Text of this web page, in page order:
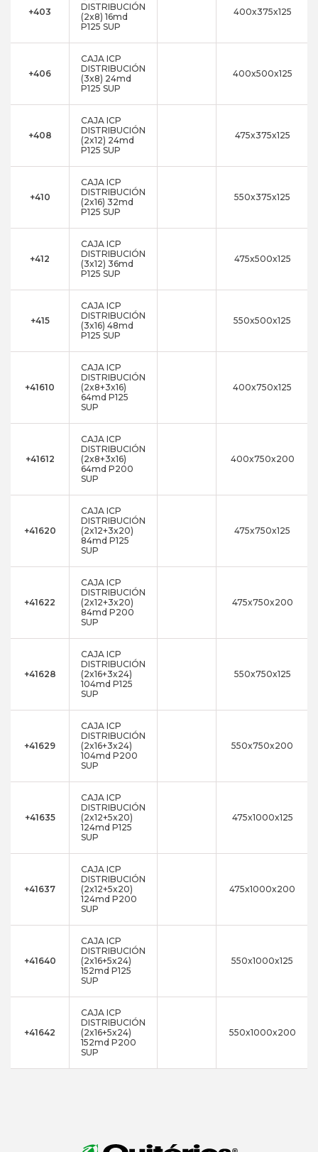
+403
DISTRIBUCIÓN
(2x8) 16md
P125 SUP
400x375x125
+406
CAJA ICP
DISTRIBUCIÓN
(3x8) 24md
P125 SUP
400x500x125
+408
CAJA ICP
DISTRIBUCIÓN
(2x12) 24md
P125 SUP
475x375x125
+410
CAJA ICP
DISTRIBUCIÓN
(2x16) 32md
P125 SUP
550x375x125
+412
CAJA ICP
DISTRIBUCIÓN
(3x12) 36md
P125 SUP
475x500x125
+415
CAJA ICP
DISTRIBUCIÓN
(3x16) 48md
P125 SUP
550x500x125
+41610
CAJA ICP
DISTRIBUCIÓN
(2x8+3x16)
64md P125
SUP
400x750x125
+41612
CAJA ICP
DISTRIBUCIÓN
(2x8+3x16)
64md P200
SUP
400x750x200
+41620
CAJA ICP
DISTRIBUCIÓN
(2x12+3x20)
84md P125
SUP
475x750x125
+41622
CAJA ICP
DISTRIBUCIÓN
(2x12+3x20)
84md P200
SUP
475x750x200
+41628
CAJA ICP
DISTRIBUCIÓN
(2x16+3x24)
104md P125
SUP
550x750x125
+41629
CAJA ICP
DISTRIBUCIÓN
(2x16+3x24)
104md P200
SUP
550x750x200
+41635
CAJA ICP
DISTRIBUCIÓN
(2x12+5x20)
124md P125
SUP
475x1000x125
+41637
CAJA ICP
DISTRIBUCIÓN
(2x12+5x20)
124md P200
SUP
475x1000x200
+41640
CAJA ICP
DISTRIBUCIÓN
(2x16+5x24)
152md P125
SUP
550x1000x125
+41642
CAJA ICP
DISTRIBUCIÓN
(2x16+5x24)
152md P200
SUP
550x1000x200